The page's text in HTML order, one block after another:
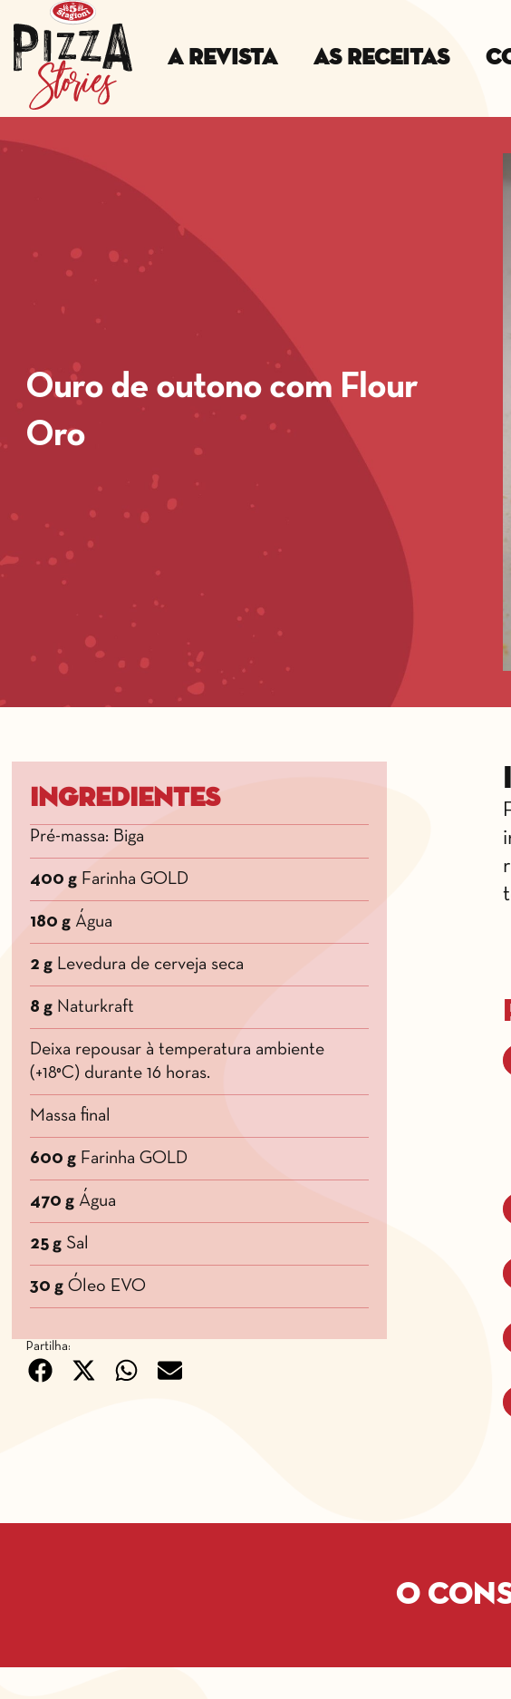
A revista As Receitas
Ouro de outono com Flour
Oro
Ingredientes
Pré-massa: Biga
400 g Farinha GOLD
180 g Água
2 g Levedura de cerveja seca
8 g Naturkraft
Deixa repousar à temperatura ambiente
(+18°C) durante 16 horas.
Massa final
600 g Farinha GOLD
470 g Água
25 g Sal
30 g Óleo EVO
Partilha:
O